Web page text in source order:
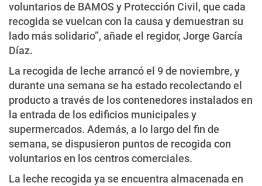
voluntarios de BAMOS y Protección Civil, que cada
recogida se vuelcan con la causa y demuestran su
lado más solidario”, añade el regidor, Jorge García
Díaz.
La recogida de leche arrancó el 9 de noviembre, y
durante una semana se ha estado recolectando el
producto a través de los contenedores instalados en
la entrada de los edificios municipales y
supermercados. Además, a lo largo del fin de
semana, se dispusieron puntos de recogida con
voluntarios en los centros comerciales.
La leche recogida ya se encuentra almacenada en